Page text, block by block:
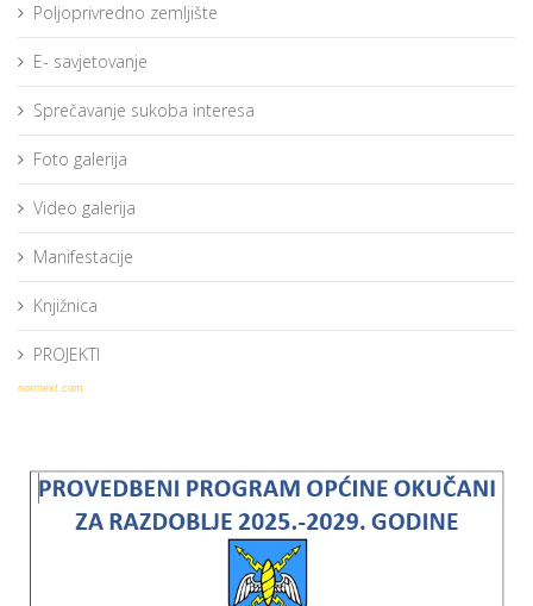
Poljoprivredno zemljište
E- savjetovanje
Sprečavanje sukoba interesa
Foto galerija
Video galerija
Manifestacije
Knjižnica
PROJEKTI
norrnext.com